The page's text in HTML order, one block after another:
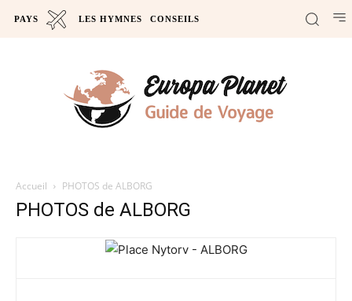
PAYS LES HYMNES CONSEILS
Accueil PHOTOS de ALBORG
PHOTOS de ALBORG